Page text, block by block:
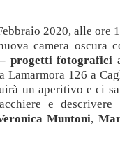
2020, alle ore
camera oscura
progetti fotografici
Lamarmora 126 a
un aperitivo e ci
e
Muntoni,